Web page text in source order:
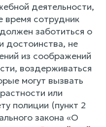
деятельности,
время сотрудник
заботиться о
достоинства, не
из соображений
воздерживаться
могут вызвать
или
полиции (пункт 2
закона «О